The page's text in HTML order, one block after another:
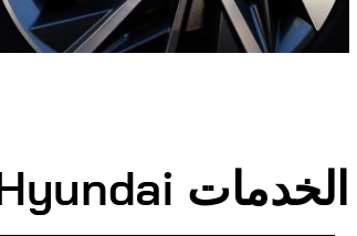
Hyundai الخدمات